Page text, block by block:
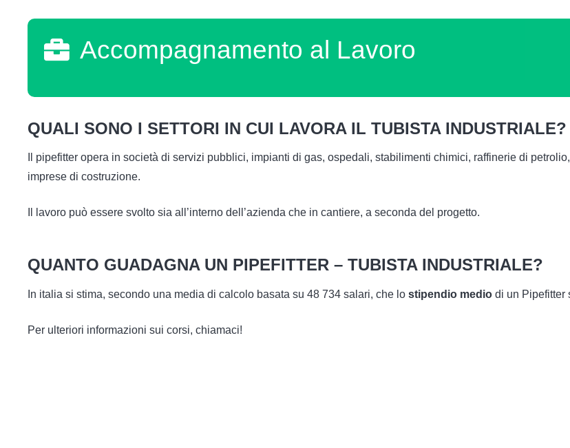
Accompagnamento al Lavoro
QUALI SONO I SETTORI IN CUI LAVORA IL TUBISTA INDUSTRIALE?
Il pipefitter opera in società di servizi pubblici, impianti di gas, ospedali, stabilimenti chimici, raffinerie di
imprese di costruzione.
Il lavoro può essere svolto sia all’interno dell’azienda che in cantiere, a seconda del progetto.
QUANTO GUADAGNA UN PIPEFITTER – TUBISTA INDUSTRIALE?
In italia si stima, secondo una media di calcolo basata su 48 734 salari, che lo stipendio medio di un Pipefitter
Per ulteriori informazioni sui corsi, chiamaci!